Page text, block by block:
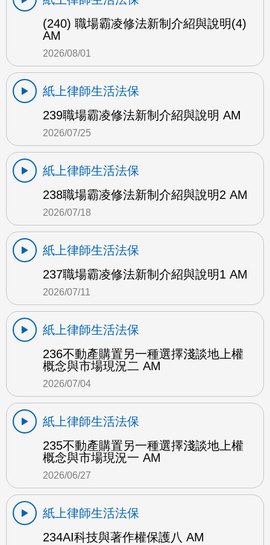
(240) 職場霸凌修法新制介紹與說明(4)
AM
2026/08/01
紙上律師生活法保
239職場霸凌修法新制介紹與說明 AM
2026/07/25
紙上律師生活法保
238職場霸凌修法新制介紹與說明2 AM
2026/07/18
紙上律師生活法保
237職場霸凌修法新制介紹與說明1 AM
2026/07/11
紙上律師生活法保
236不動產購置另一種選擇淺談地上權
概念與市場現況二 AM
2026/07/04
紙上律師生活法保
235不動產購置另一種選擇淺談地上權
概念與市場現況一 AM
2026/06/27
紙上律師生活法保
234AI科技與著作權保護八 AM